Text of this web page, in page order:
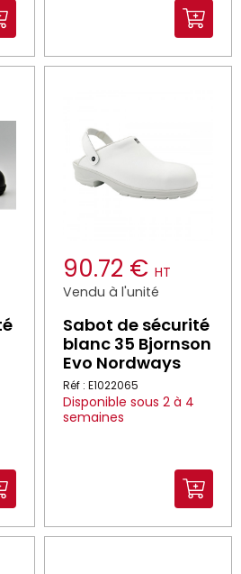
90.72 € HT
Vendu à l'unité
Sabot de sécurité
blanc 35 Bjornson
Evo Nordways
Réf : E1022065
Disponible sous 2 à 4
semaines